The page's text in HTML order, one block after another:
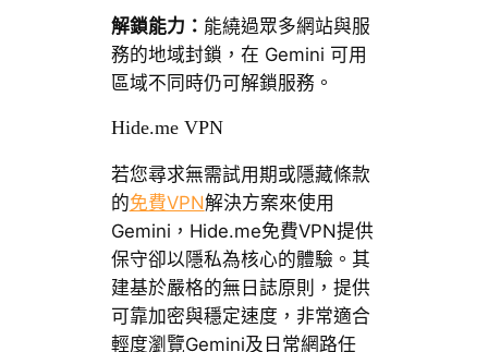
解鎖能力： 能繞過眾多網站與服
務的地域封鎖，在 Gemini 可用
區域不同時仍可解鎖服務。
Hide.me VPN
若您尋求無需試用期或隱藏條款
的免費VPN解決方案來使用
Gemini，Hide.me免費VPN提供
保守卻以隱私為核心的體驗。其
建基於嚴格的無日誌原則，提供
可靠加密與穩定速度，非常適合
輕度瀏覽Gemini及日常網路任